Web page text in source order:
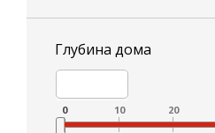
Глубина дома
0 10 20